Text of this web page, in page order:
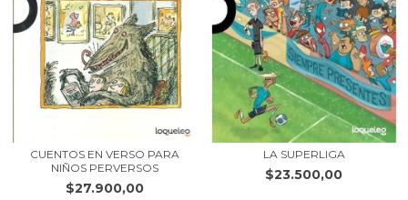
CUENTOS EN VERSO PARA
NIÑOS PERVERSOS
$27.900,00
LA SUPERLIGA
$23.500,00